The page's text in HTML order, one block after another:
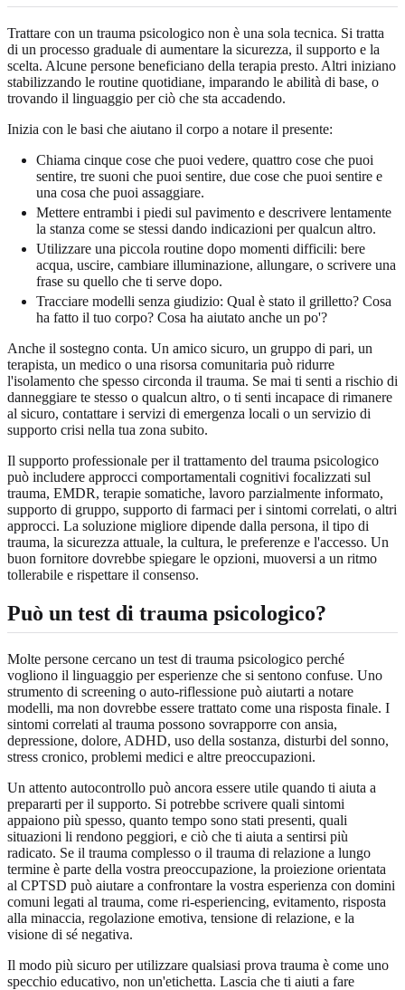
Trattare con un trauma psicologico non è una sola tecnica. Si tratta
di un processo graduale di aumentare la sicurezza, il supporto e la
scelta. Alcune persone beneficiano della terapia presto. Altri iniziano
stabilizzando le routine quotidiane, imparando le abilità di base, o
trovando il linguaggio per ciò che sta accadendo.
Inizia con le basi che aiutano il corpo a notare il presente:
Chiama cinque cose che puoi vedere, quattro cose che puoi
sentire, tre suoni che puoi sentire, due cose che puoi sentire e
una cosa che puoi assaggiare.
Mettere entrambi i piedi sul pavimento e descrivere lentamente
la stanza come se stessi dando indicazioni per qualcun altro.
Utilizzare una piccola routine dopo momenti difficili: bere
acqua, uscire, cambiare illuminazione, allungare, o scrivere una
frase su quello che ti serve dopo.
Tracciare modelli senza giudizio: Qual è stato il grilletto? Cosa
ha fatto il tuo corpo? Cosa ha aiutato anche un po'?
Anche il sostegno conta. Un amico sicuro, un gruppo di pari, un
terapista, un medico o una risorsa comunitaria può ridurre
l'isolamento che spesso circonda il trauma. Se mai ti senti a rischio di
danneggiare te stesso o qualcun altro, o ti senti incapace di rimanere
al sicuro, contattare i servizi di emergenza locali o un servizio di
supporto crisi nella tua zona subito.
Il supporto professionale per il trattamento del trauma psicologico
può includere approcci comportamentali cognitivi focalizzati sul
trauma, EMDR, terapie somatiche, lavoro parzialmente informato,
supporto di gruppo, supporto di farmaci per i sintomi correlati, o altri
approcci. La soluzione migliore dipende dalla persona, il tipo di
trauma, la sicurezza attuale, la cultura, le preferenze e l'accesso. Un
buon fornitore dovrebbe spiegare le opzioni, muoversi a un ritmo
tollerabile e rispettare il consenso.
Può un test di trauma psicologico?
Molte persone cercano un test di trauma psicologico perché
vogliono il linguaggio per esperienze che si sentono confuse. Uno
strumento di screening o auto-riflessione può aiutarti a notare
modelli, ma non dovrebbe essere trattato come una risposta finale. I
sintomi correlati al trauma possono sovrapporre con ansia,
depressione, dolore, ADHD, uso della sostanza, disturbi del sonno,
stress cronico, problemi medici e altre preoccupazioni.
Un attento autocontrollo può ancora essere utile quando ti aiuta a
prepararti per il supporto. Si potrebbe scrivere quali sintomi
appaiono più spesso, quanto tempo sono stati presenti, quali
situazioni li rendono peggiori, e ciò che ti aiuta a sentirsi più
radicato. Se il trauma complesso o il trauma di relazione a lungo
termine è parte della vostra preoccupazione, la proiezione orientata
al CPTSD può aiutare a confrontare la vostra esperienza con domini
comuni legati al trauma, come ri-esperiencing, evitamento, risposta
alla minaccia, regolazione emotiva, tensione di relazione, e la
visione di sé negativa.
Il modo più sicuro per utilizzare qualsiasi prova trauma è come uno
specchio educativo, non un'etichetta. Lascia che ti aiuti a fare